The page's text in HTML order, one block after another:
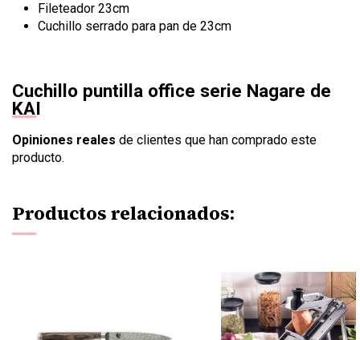
Fileteador 23cm
Cuchillo serrado para pan de 23cm
Cuchillo puntilla office serie Nagare de
KAI
Opiniones reales de clientes que han comprado este
producto.
Productos relacionados: